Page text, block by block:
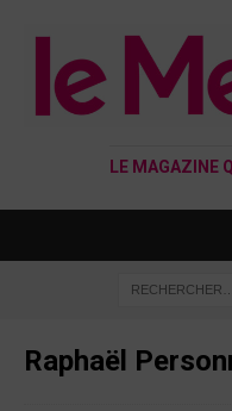
LE MAGAZINE
Raphaël